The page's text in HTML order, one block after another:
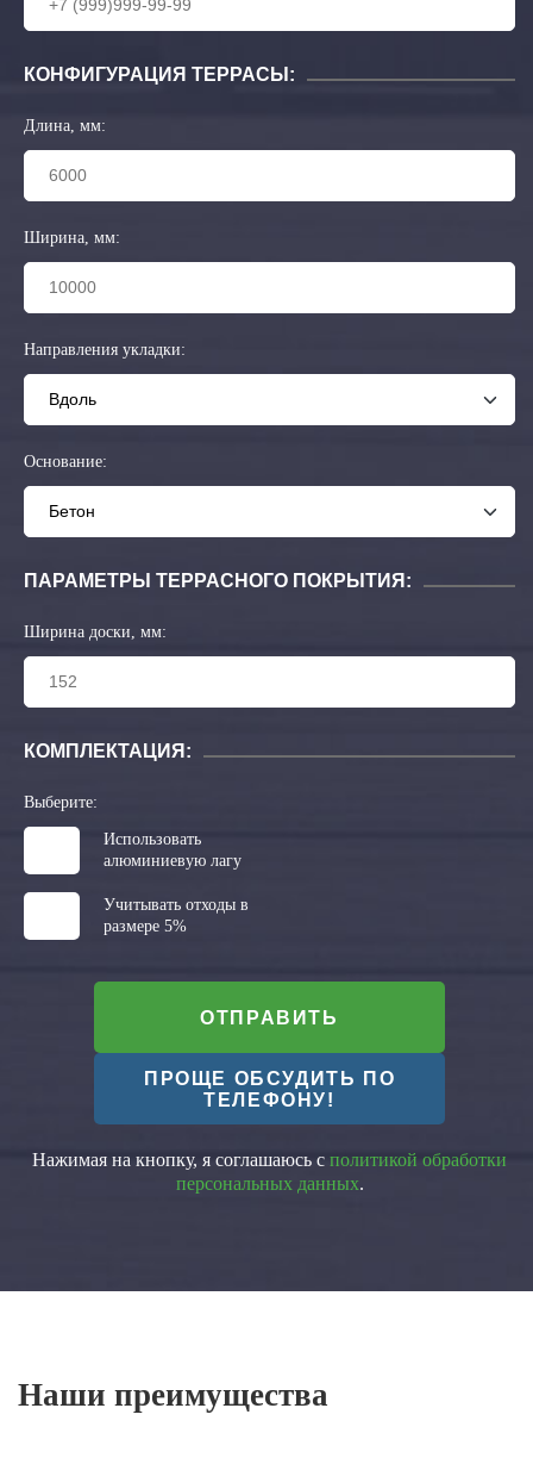
КОНФИГУРАЦИЯ ТЕРРАСЫ:
Длина, мм:
Ширина, мм:
Направления укладки:
Основание:
ПАРАМЕТРЫ ТЕРРАСНОГО ПОКРЫТИЯ:
Ширина доски, мм:
КОМПЛЕКТАЦИЯ:
Выберите:
Использовать
алюминиевую лагу
Учитывать отходы в
размере 5%
ОТПРАВИТЬ
ПРОЩЕ ОБСУДИТЬ ПО
ТЕЛЕФОНУ!
Нажимая на кнопку, я соглашаюсь с политикой обработки
персональных данных.
Наши преимущества